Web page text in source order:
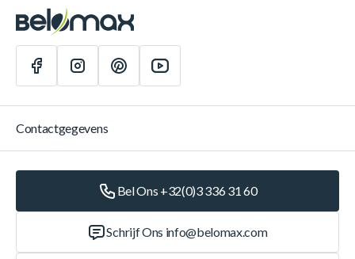
Contactgegevens
Bel Ons +32(0)3 336 31 60
Schrijf Ons info@belomax.com